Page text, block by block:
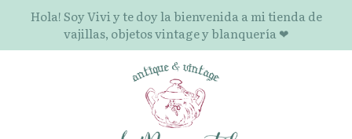
Hola! Soy Vivi y te doy la bienvenida a mi tienda de
vajillas, objetos vintage y blanquería ❤